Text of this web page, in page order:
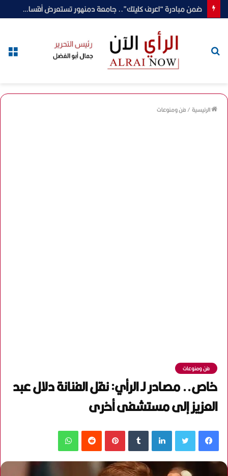
ضمن مبادرة “اعرف كليتك”.. جامعة دمنهور تستعرض أقسام وبرامج كلية العلوم المرتبطة بسوق العمل والبحث العلمي
الرئيسية/فن ومنوعات
فن ومنوعات
خاص.. مصادر لـ الرأي: نقل الفنانة دلال عبد
العزيز إلى مستشفى أخرى
فيسبوك لينكدإن بينتيريست